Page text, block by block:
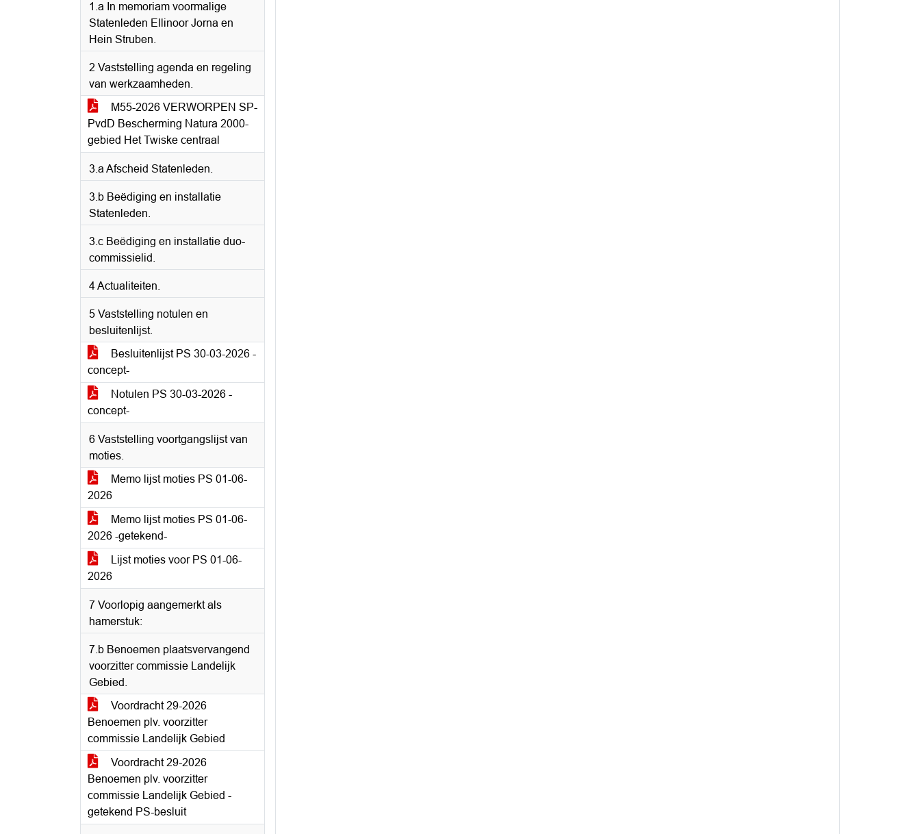
1.a In memoriam voormalige
Statenleden Ellinoor Jorna en
Hein Struben.
2 Vaststelling agenda en regeling
van werkzaamheden.
M55-2026 VERWORPEN SP-
PvdD Bescherming Natura 2000-
gebied Het Twiske centraal
3.a Afscheid Statenleden.
3.b Beëdiging en installatie
Statenleden.
3.c Beëdiging en installatie duo-
commissielid.
4 Actualiteiten.
5 Vaststelling notulen en
besluitenlijst.
Besluitenlijst PS 30-03-2026 -
concept-
Notulen PS 30-03-2026 -
concept-
6 Vaststelling voortgangslijst van
moties.
Memo lijst moties PS 01-06-
2026
Memo lijst moties PS 01-06-
2026 -getekend-
Lijst moties voor PS 01-06-
2026
7 Voorlopig aangemerkt als
hamerstuk:
7.b Benoemen plaatsvervangend
voorzitter commissie Landelijk
Gebied.
Voordracht 29-2026
Benoemen plv. voorzitter
commissie Landelijk Gebied
Voordracht 29-2026
Benoemen plv. voorzitter
commissie Landelijk Gebied -
getekend PS-besluit